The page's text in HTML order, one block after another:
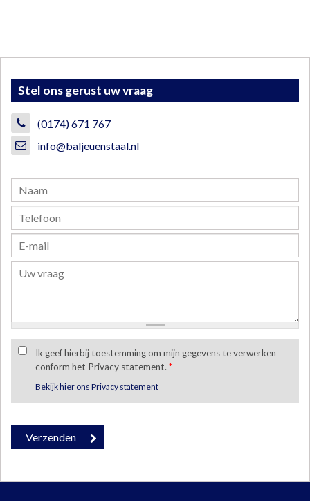
Stel ons gerust uw vraag
(0174) 671 767
info@baljeuenstaal.nl
Ik geef hierbij toestemming om mijn gegevens te verwerken
conform het Privacy statement. *
Bekijk hier ons Privacy statement